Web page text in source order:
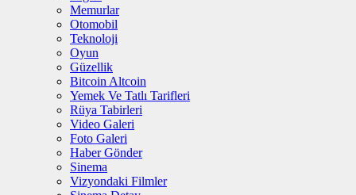
Memurlar
Otomobil
Teknoloji
Oyun
Güzellik
Bitcoin Altcoin
Yemek Ve Tatlı Tarifleri
Rüya Tabirleri
Video Galeri
Foto Galeri
Haber Gönder
Sinema
Vizyondaki Filmler